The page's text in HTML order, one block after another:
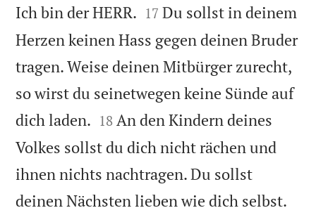
Ich bin der HERR. 

17 Du sollst in deinem
Herzen keinen Hass gegen deinen Bruder
tragen. Weise deinen Mitbürger zurecht,
so wirst du seinetwegen keine Sünde auf
dich laden. 

18 An den Kindern deines
Volkes sollst du dich nicht rächen und
ihnen nichts nachtragen. Du sollst
deinen Nächsten lieben wie dich selbst.